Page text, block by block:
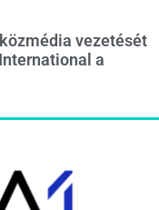
vezetését
a